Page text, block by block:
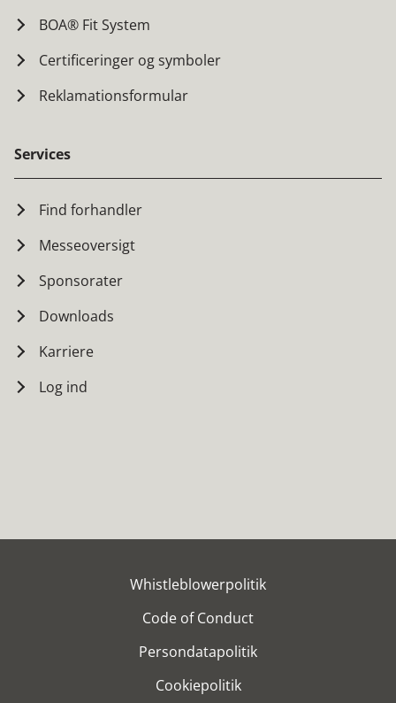
BOA® Fit System
Certificeringer og symboler
Reklamationsformular
Services
Find forhandler
Messeoversigt
Sponsorater
Downloads
Karriere
Log ind
Whistleblowerpolitik
Code of Conduct
Persondatapolitik
Cookiepolitik